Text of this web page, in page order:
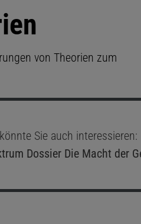
von Theorien zum
Sie auch interessieren:
DossierDie Macht der